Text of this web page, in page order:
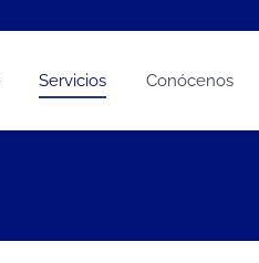
Servicios Conócenos